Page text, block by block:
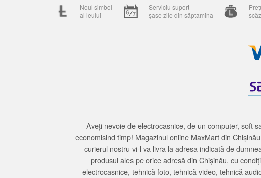
Noul simbol
al leului
Serviciu suport
șase zile din săptamina
Aveți nevoie de electrocasnice, de un computer, soft
economisind timp! Magazinul online MaxMart din
curierul nostru vi-l va livra la adresa indicată de
produsul ales pe orice adresă din Chișinău, cu
electrocasnice, tehnică foto, tehnică video, tehnică